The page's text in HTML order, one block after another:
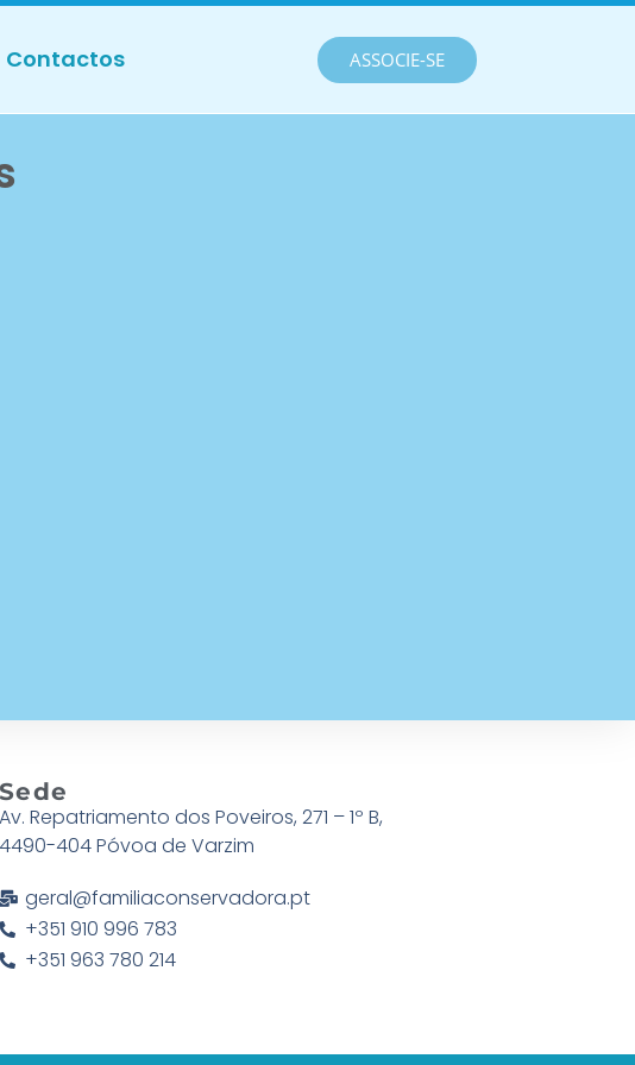
Contactos ASSOCIE-SE
Sede
Av. Repatriamento dos Poveiros, 271 – 1º B,
4490-404 Póvoa de Varzim
geral@familiaconservadora.pt
+351 910 996 783
+351 963 780 214